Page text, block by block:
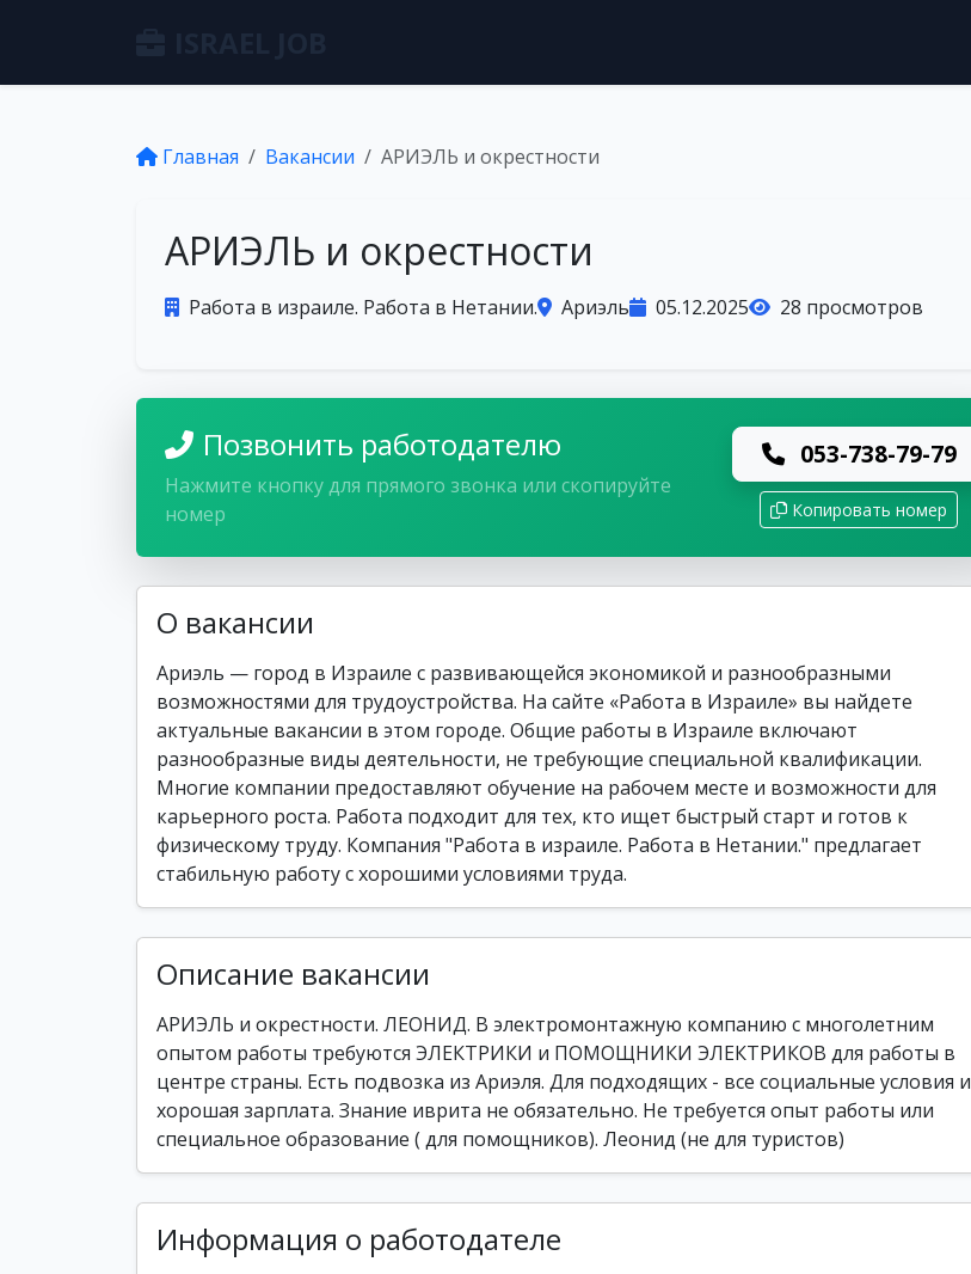
Главная Вакансии АРИЭЛЬ и окрестности
АРИЭЛЬ и окрестности
Работа в израиле. Работа в Нетании. Ариэль 05.12.2025 28 просмотров
Позвонить работодателю
Нажмите кнопку для прямого звонка или скопируйте
номер
053-738-79-79
Копировать номер
О вакансии
Ариэль — город в Израиле с развивающейся экономикой и разнообразными
возможностями для трудоустройства. На сайте «Работа в Израиле» вы найдете
актуальные вакансии в этом городе. Общие работы в Израиле включают
разнообразные виды деятельности, не требующие специальной квалификации.
Многие компании предоставляют обучение на рабочем месте и возможности для
карьерного роста. Работа подходит для тех, кто ищет быстрый старт и готов к
физическому труду. Компания "Работа в израиле. Работа в Нетании." предлагает
стабильную работу с хорошими условиями труда.
Описание вакансии
АРИЭЛЬ и окрестности. ЛЕОНИД. В электромонтажную компанию с многолетним
опытом работы требуются ЭЛЕКТРИКИ и ПОМОЩНИКИ ЭЛЕКТРИКОВ для работы в
центре страны. Есть подвозка из Ариэля. Для подходящих - все социальные условия и
хорошая зарплата. Знание иврита не обязательно. Не требуется опыт работы или
специальное образование ( для помощников). Леонид (не для туристов)
Информация о работодателе